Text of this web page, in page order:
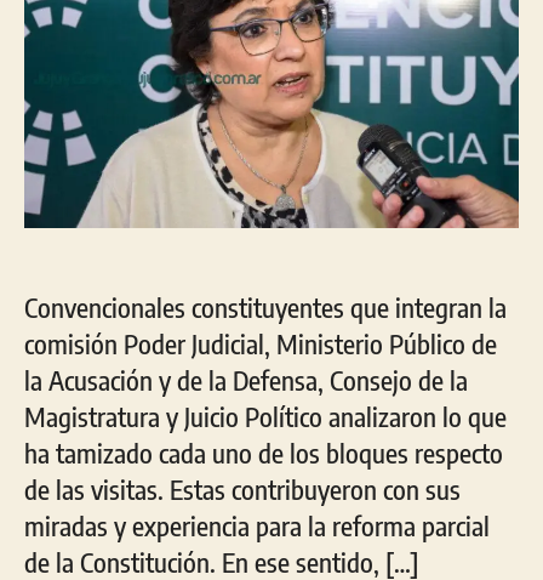
Convencionales constituyentes que integran la
comisión Poder Judicial, Ministerio Público de
la Acusación y de la Defensa, Consejo de la
Magistratura y Juicio Político analizaron lo que
ha tamizado cada uno de los bloques respecto
de las visitas. Estas contribuyeron con sus
miradas y experiencia para la reforma parcial
de la Constitución. En ese sentido, […]